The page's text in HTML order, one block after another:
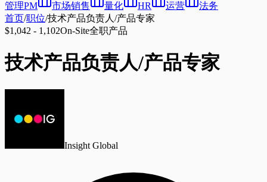
管理PM
市场销售 量化 HR 运营
法务
首页/职位/技术产品负责人/产品专家
$1,042 - 1,102On-Site全职产品
技术产品负责人/产品专家
Insight Global